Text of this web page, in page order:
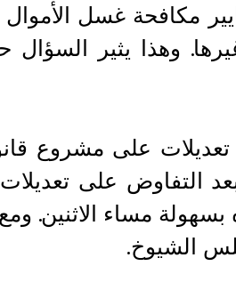
مكافحة غسل
وهذا يثير
التفاوض على
بسهولة مساء الاثنين.
الشيوخ.